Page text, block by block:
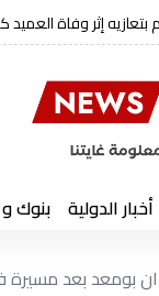
يعزي في وفاة
أخبار الدولية بنوك
بومعد بعد مسيرة